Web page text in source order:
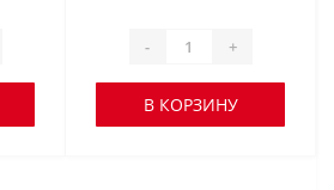
- +
В КОРЗИНУ